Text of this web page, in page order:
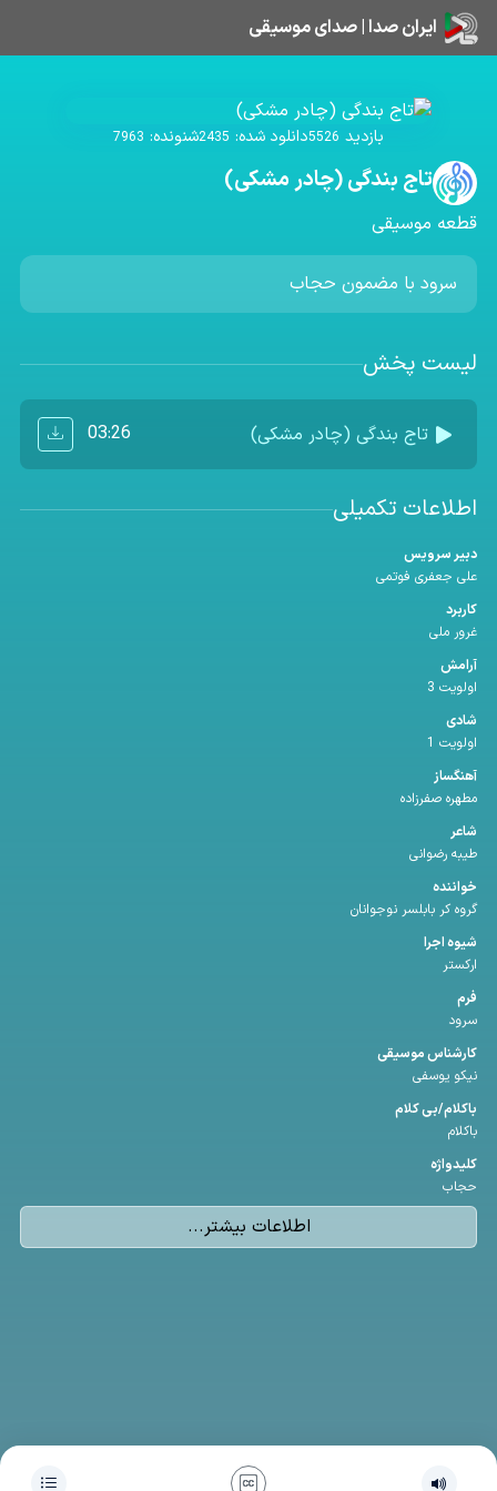
ایران صدا | صدای موسیقی
بازدید 5526دانلود شده: 2435شنونده: 7963
تاج بندگی (چادر مشکی)
قطعه موسیقی
سرود با مضمون حجاب
لیست پخش
تاج بندگی (چادر مشکی) 03:26
اطلاعات تکمیلی
دبیر سرویس
علی جعفری فوتمی
کاربرد
غرور ملی
آرامش
اولویت 3
شادی
اولویت 1
آهنگساز
مطهره صفرزاده
شاعر
طیبه رضوانی
خواننده
گروه کر بابلسر نوجوانان
شیوه اجرا
ارکستر
فرم
سرود
كارشناس موسیقی
نیکو یوسفی
باكلام/بی كلام
باکلام
كلیدواژه
حجاب
اطلاعات بیشتر...